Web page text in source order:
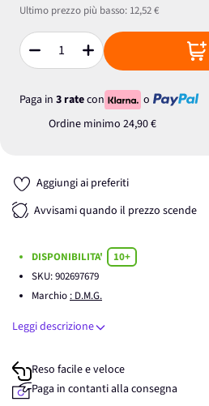
Ultimo prezzo più basso: 12,52 €
Quantità
Paga in 3 ratecon
o
Ordine minimo 24,90 €
Aggiungi ai preferiti
Avvisami quando il prezzo scende
DISPONIBILITA'
10+
SKU:902697679
Marchio : D.M.G.
Leggi descrizione
Reso facile e veloce
Paga in contanti alla consegna